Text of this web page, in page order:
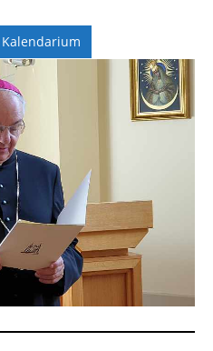
Kalendarium